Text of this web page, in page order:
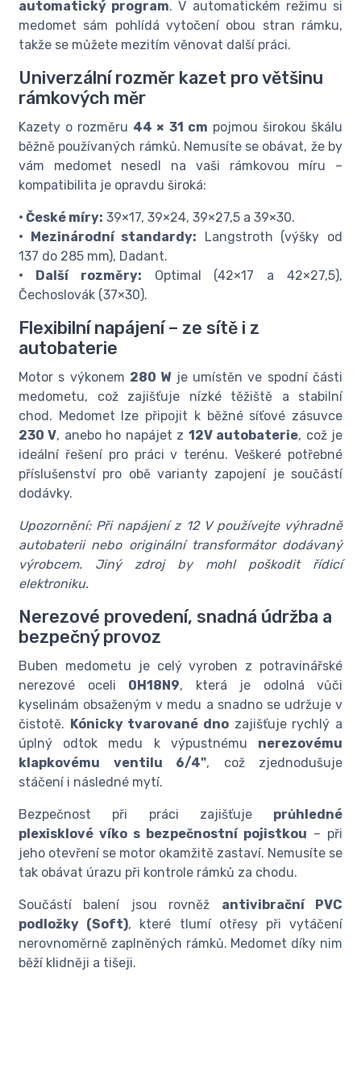
automatický program. V automatickém režimu si
medomet sám pohlídá vytočení obou stran rámku,
takže se můžete mezitím věnovat další práci.
Univerzální rozměr kazet pro většinu
rámkových měr
Kazety o rozměru 44 × 31 cm pojmou širokou škálu
běžně používaných rámků. Nemusíte se obávat, že by
vám medomet nesedl na vaši rámkovou míru –
kompatibilita je opravdu široká:
• České míry: 39×17, 39×24, 39×27,5 a 39×30.
• Mezinárodní standardy: Langstroth (výšky od
137 do 285 mm), Dadant.
• Další rozměry: Optimal (42×17 a 42×27,5),
Čechoslovák (37×30).
Flexibilní napájení – ze sítě i z
autobaterie
Motor s výkonem 280 Wje umístěn ve spodní části
medometu, což zajišťuje nízké těžiště a stabilní
chod. Medomet lze připojit k běžné síťové zásuvce
230 V, anebo ho napájet z 12V autobaterie, což je
ideální řešení pro práci v terénu. Veškeré potřebné
příslušenství pro obě varianty zapojení je součástí
dodávky.
Upozornění: Při napájení z 12 V používejte výhradně
autobaterii nebo originální transformátor dodávaný
výrobcem. Jiný zdroj by mohl poškodit řídicí
elektroniku.
Nerezové provedení, snadná údržba a
bezpečný provoz
Buben medometu je celý vyroben z potravinářské
nerezové oceli 0H18N9, která je odolná vůči
kyselinám obsaženým v medu a snadno se udržuje v
čistotě. Kónicky tvarované dno zajišťuje rychlý a
úplný odtok medu k výpustnému nerezovému
klapkovému ventilu 6/4", což zjednodušuje
stáčení i následné mytí.
Bezpečnost při práci zajišťuje průhledné
plexisklové víko s bezpečnostní pojistkou – při
jeho otevření se motor okamžitě zastaví. Nemusíte se
tak obávat úrazu při kontrole rámků za chodu.
Součástí balení jsou rovněž antivibrační PVC
podložky (Soft), které tlumí otřesy při vytáčení
nerovnoměrně zaplněných rámků. Medomet díky nim
běží klidněji a tišeji.